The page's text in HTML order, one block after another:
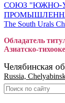
СОЮЗ "ЮЖНО-
The South Urals
Обладатель
Азиатско-
Челябинская
Russia,